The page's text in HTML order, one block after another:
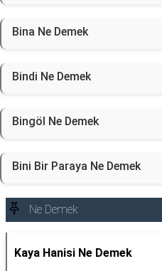
Bina Ne Demek
Bindi Ne Demek
Bingöl Ne Demek
Bini Bir Paraya Ne Demek
Ne Demek
Kaya Hanisi Ne Demek